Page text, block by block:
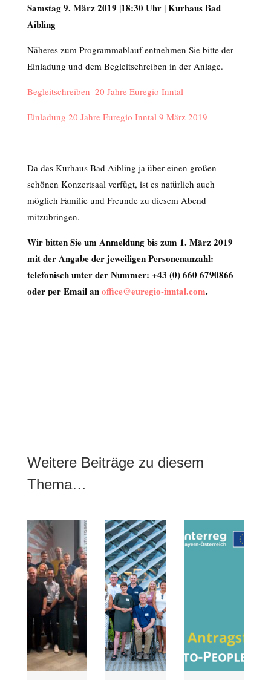
Samstag 9. März 2019 |18:30 Uhr | Kurhaus Bad
Aibling
Näheres zum Programmablauf entnehmen Sie bitte der
Einladung und dem Begleitschreiben in der Anlage.
Begleitschreiben_20 Jahre Euregio Inntal
Einladung 20 Jahre Euregio Inntal 9 März 2019
Da das Kurhaus Bad Aibling ja über einen großen
schönen Konzertsaal verfügt, ist es natürlich auch
möglich Familie und Freunde zu diesem Abend
mitzubringen.
Wir bitten Sie um Anmeldung bis zum 1. März 2019
mit der Angabe der jeweiligen Personenanzahl:
telefonisch unter der Nummer: +43 (0) 660 6790866
oder per Email anoffice@euregio-inntal.com.
Weitere Beiträge zu diesem
Thema…